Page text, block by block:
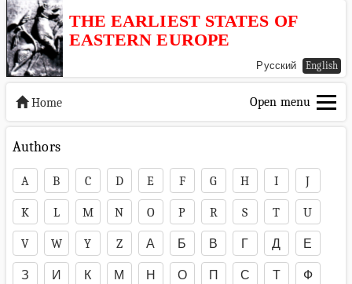
THE EARLIEST STATES OF
EASTERN EUROPE
Русский English
Home Open menu
Authors
A B C D E F G H I J
K L M N O P R S T U
V W Y Z А Б В Г Д Е
З И К М Н О П С Т Ф